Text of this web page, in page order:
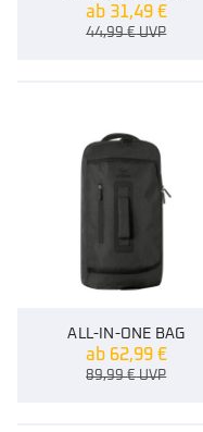
ab 31,49 €
44,99€UVP
ALL-IN-ONE BAG
ab 62,99 €
89,99€UVP